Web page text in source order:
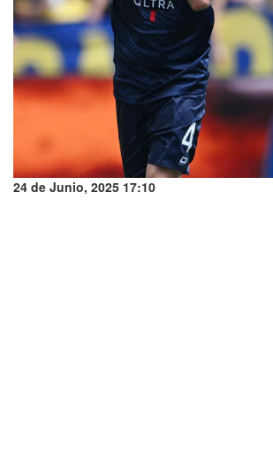
24 de Junio, 2025 17:10